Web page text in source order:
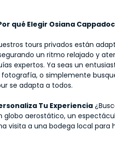
qué Elegir Osiana
tours privados están
un ritmo relajado y
expertos. Ya seas un
fotografía, o simplemente
se adapta a todos.
Tu Experiencia
globo aerostático, un
visita a una bodega local para